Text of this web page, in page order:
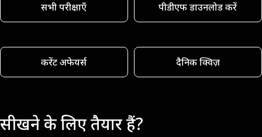
सभी परीक्षाएँ पीडीएफ डाउनलोड करें
करेंट अफेयर्स दैनिक क्विज़
सीखने के लिए तैयार हैं?